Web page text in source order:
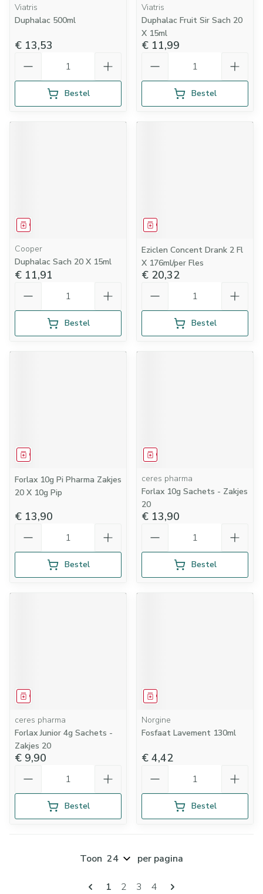
Viatris
Duphalac 500ml
€ 13,53
Bestel
Viatris
Duphalac Fruit Sir Sach 20
X 15ml
€ 11,99
Bestel
Geneesmiddel
Cooper
Duphalac Sach 20 X 15ml
€ 11,91
Bestel
Geneesmiddel
Eziclen Concent Drank 2 Fl
X 176ml/per Fles
€ 20,32
Bestel
Geneesmiddel
Forlax 10g Pi Pharma Zakjes
20 X 10g Pip
€ 13,90
Bestel
Geneesmiddel
ceres pharma
Forlax 10g Sachets - Zakjes
20
€ 13,90
Bestel
Geneesmiddel
ceres pharma
Forlax Junior 4g Sachets -
Zakjes 20
€ 9,90
Bestel
Geneesmiddel
Norgine
Fosfaat Lavement 130ml
€ 4,42
Bestel
Pagina's
U lees momenteel pagina
1 Pagina
2 Pagina
3 Pagina
4
Toon per pagina